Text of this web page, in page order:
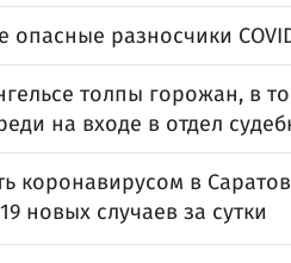
разносчики
толпы горожан, в
на входе в отдел
коронавирусом в
новых случаев за сутки